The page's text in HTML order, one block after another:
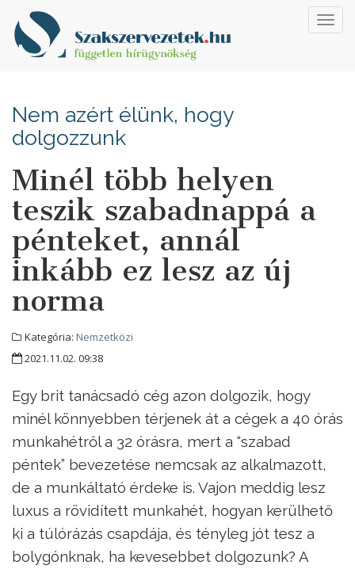
Nem azért élünk, hogy
dolgozzunk
Minél több helyen
teszik szabadnappá a
pénteket, annál
inkább ez lesz az új
norma
Kategória: Nemzetközi
2021.11.02. 09:38
Egy brit tanácsadó cég azon dolgozik, hogy
minél könnyebben térjenek át a cégek a 40 órás
munkahétről a 32 órásra, mert a “szabad
péntek” bevezetése nemcsak az alkalmazott,
de a munkáltató érdeke is. Vajon meddig lesz
luxus a rövidített munkahét, hogyan kerülhető
ki a túlórázás csapdája, és tényleg jót tesz a
bolygónknak, ha kevesebbet dolgozunk? A